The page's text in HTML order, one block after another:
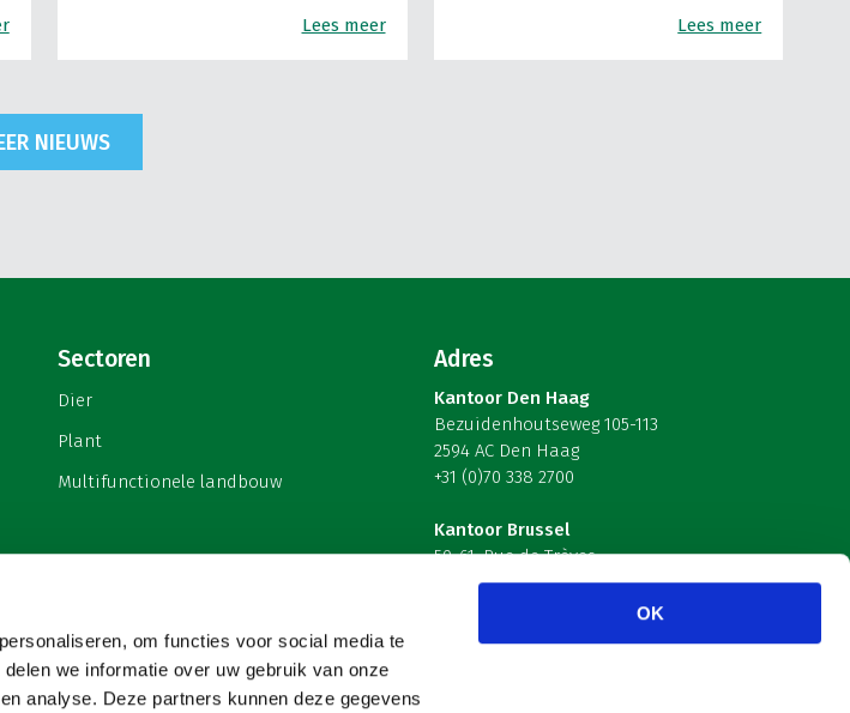
om functies voor social media te
we informatie over uw gebruik van onze
analyse. Deze partners kunnen deze gegevens
OK
Lees meer Lees meer
NIEUWS
Sectoren
Dier
Plant
Multifunctionele landbouw
Adres
Kantoor Den Haag
Bezuidenhoutseweg 105-113
2594 AC Den Haag
+31 (0)70 338 2700
Kantoor Brussel
59-61, Rue de Trèves
B-1040 Brussel – België
Volg ons